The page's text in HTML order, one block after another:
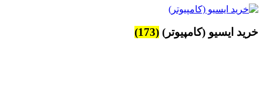
خرید ایسیو (کامپیوتر) (173)